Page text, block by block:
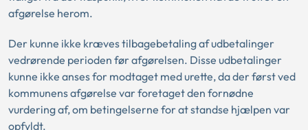
afgørelse herom.
Der kunne ikke kræves tilbagebetaling af udbetalinger
vedrørende perioden før afgørelsen. Disse udbetalinger
kunne ikke anses for modtaget med urette, da der først ved
kommunens afgørelse var foretaget den fornødne
vurdering af, om betingelserne for at standse hjælpen var
opfyldt.